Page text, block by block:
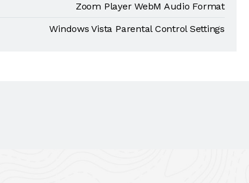
Zoom Player WebM Audio Format
Windows Vista Parental Control Settings